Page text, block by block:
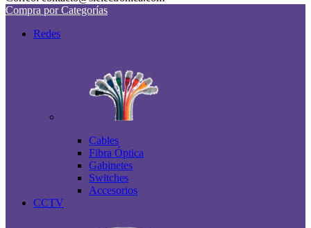
Compra por Categorías
Redes
Cables
Fibra Óptica
Gabinetes
Switches
Accesorios
CCTV